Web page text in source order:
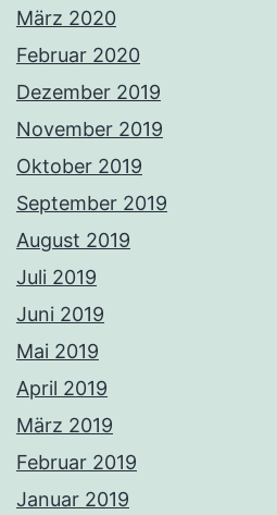
März 2020
Februar 2020
Dezember 2019
November 2019
Oktober 2019
September 2019
August 2019
Juli 2019
Juni 2019
Mai 2019
April 2019
März 2019
Februar 2019
Januar 2019